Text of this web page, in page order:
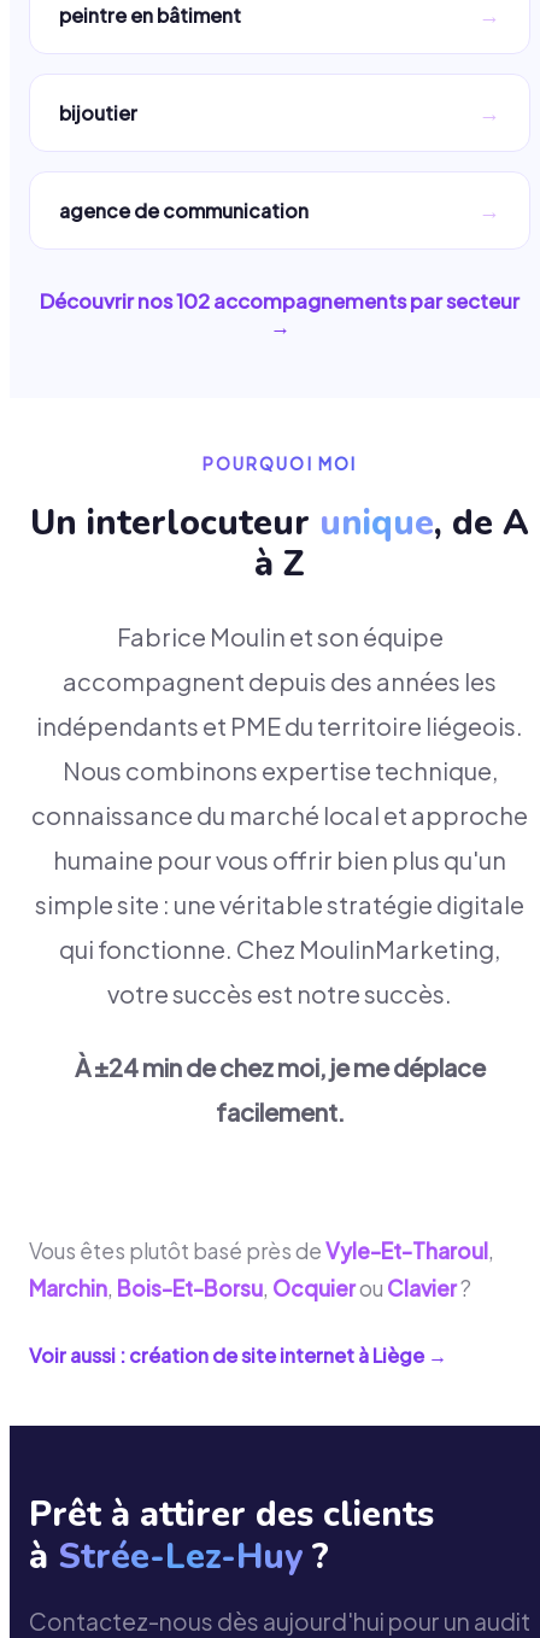
peintre en bâtiment →
bijoutier →
agence de communication →
Découvrir nos102accompagnements par secteur
→
POURQUOI MOI
Un interlocuteur unique, de A
à Z
Fabrice Moulin et son équipe
accompagnent depuis des années les
indépendants et PME du territoire liégeois.
Nous combinons expertise technique,
connaissance du marché local et approche
humaine pour vous offrir bien plus qu'un
simple site : une véritable stratégie digitale
qui fonctionne. Chez MoulinMarketing,
votre succès est notre succès.
À ±24 min de chez moi, je me déplace
facilement.
Vous êtes plutôt basé près deVyle-Et-Tharoul,
Marchin, Bois-Et-Borsu, Ocquierou Clavier?
Voir aussi : création de site internet àLiège→
Prêt à attirer des clients
à Strée-Lez-Huy ?
Contactez-nous dès aujourd'hui pour un audit